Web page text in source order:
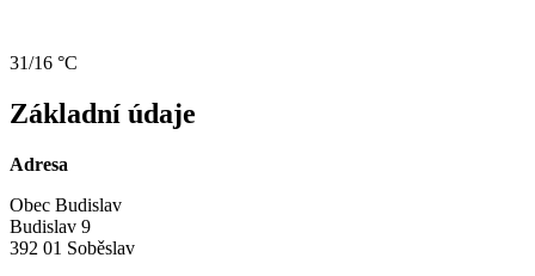
31/16 °C
Základní údaje
Adresa
Obec Budislav
Budislav 9
392 01 Soběslav